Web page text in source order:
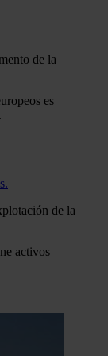
de la
es
de la
activos